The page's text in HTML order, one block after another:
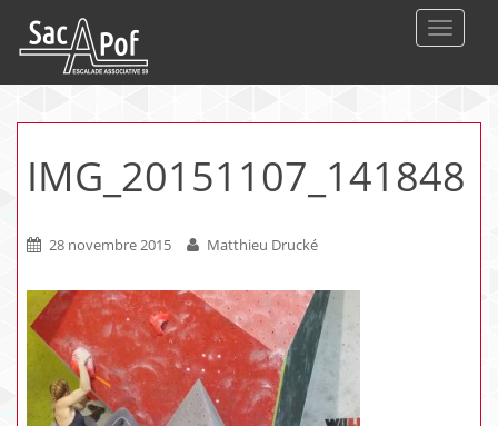
IMG_20151107_141848
28 novembre 2015 Matthieu Drucké